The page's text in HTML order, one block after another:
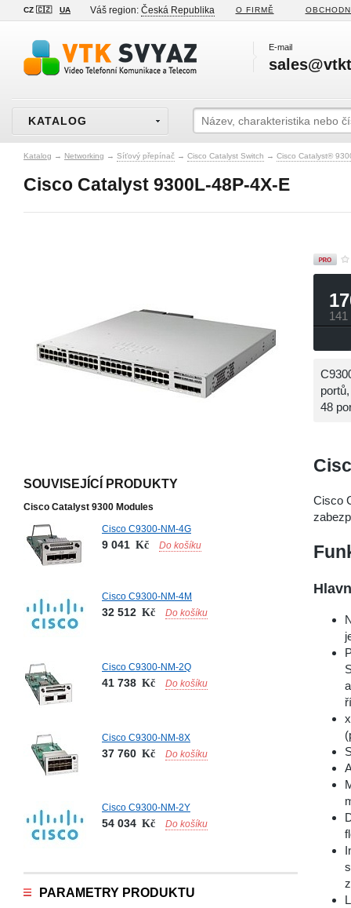
CZ 🇨🇿 UA Váš region: Česká Republika O FIRMĚ
E-mail
KATALOG
Katalog → Networking → Síťový přepínač → Cisco Catalyst Switch → Cisco Catalyst®
Cisco Catalyst 9300L-48P-4X-E
SOUVISEJÍCÍ PRODUKTY
Cisco Catalyst 9300 Modules
Cisco C9300-NM-4G
9 041 Kč Do košíku
Cisco C9300-NM-4M
32 512 Kč Do košíku
Cisco C9300-NM-2Q
41 738 Kč Do košíku
Cisco C9300-NM-8X
37 760 Kč Do košíku
Cisco C9300-NM-2Y
54 034 Kč Do košíku
PARAMETRY PRODUKTU
48
Cisco